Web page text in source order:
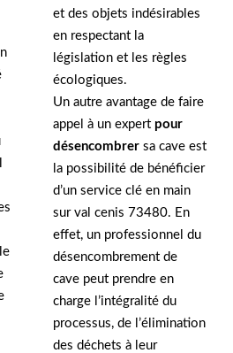
et des objets indésirables
en respectant la
législation et les règles
écologiques.
Un autre avantage de faire
appel à un expert pour
désencombrer sa cave est
la possibilité de bénéficier
d’un service clé en main
sur val cenis 73480. En
effet, un professionnel du
désencombrement de
cave peut prendre en
charge l’intégralité du
processus, de l’élimination
des déchets à leur